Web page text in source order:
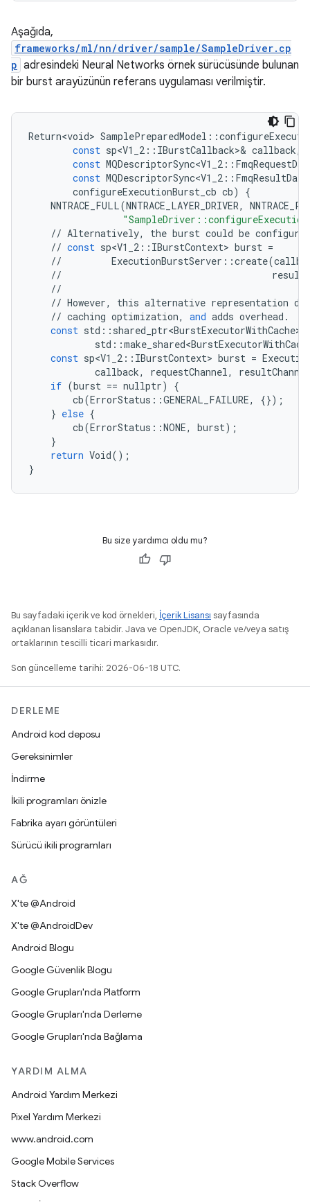
Aşağıda,
frameworks/ml/nn/driver/sample/SampleDriver.cp
p adresindeki Neural Networks örnek sürücüsünde bulunan
bir burst arayüzünün referans uygulaması verilmiştir.
Return<void> SamplePreparedModel ::
const sp<V1_2 :: IBurstCallback>& callback,
const MQDescriptorSync<V1_2 ::
const MQDescriptorSync<V1_2 ::
configureExecutionBurst_cb cb)
{
NNTRACE_FULL(NNTRACE_LAYER_DRIVER,
// Alternatively, the burst could be configured
// const sp<V1_2 :: IBurstContext> burst =
//
ExecutionBurstServer ::create(
//
//
// However, this alternative representation
// caching optimization, and adds overhead .
const std :: shared_ptr<BurstExecutorWithCache>
std ::
const sp<V1_2 :: IBurstContext> burst =
callback, requestChannel,
resultChannel
if (burst == nullptr)
{
cb(ErrorStatus ::GENERAL_FAILURE,
{});
} else {
cb(ErrorStatus ::NONE, burst);
}
return Void();
}
Bu size yardımcı oldu mu?
Bu sayfadaki içerik ve kod örnekleri, İçerik Lisansı sayfasında
açıklanan lisanslara tabidir. Java ve OpenJDK, Oracle ve/veya satış
ortaklarının tescilli ticari markasıdır.
Son güncelleme tarihi: 2026-06-18 UTC.
DERLEME
Android kod deposu
Gereksinimler
İndirme
İkili programları önizle
Fabrika ayarı görüntüleri
Sürücü ikili programları
AĞ
X'te @Android
X'te @AndroidDev
Android Blogu
Google Güvenlik Blogu
Google Grupları'nda Platform
Google Grupları'nda Derleme
Google Grupları'nda Bağlama
YARDIM ALMA
Android Yardım Merkezi
Pixel Yardım Merkezi
www.android.com
Google Mobile Services
Stack Overflow